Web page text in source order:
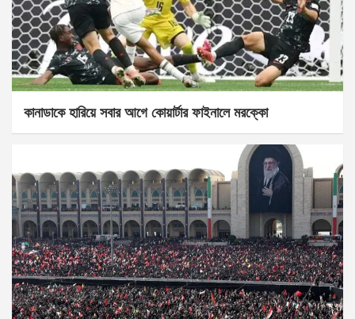
কানাডাকে হারিয়ে সবার আগে কোয়ার্টার ফাইনালে মরক্কো